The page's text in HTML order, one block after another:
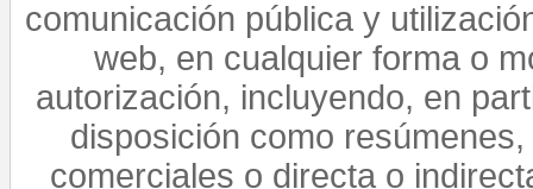
comunicación pública y
web, en cualquier forma o
autorización, incluyendo, en
disposición como
comerciales o directa o